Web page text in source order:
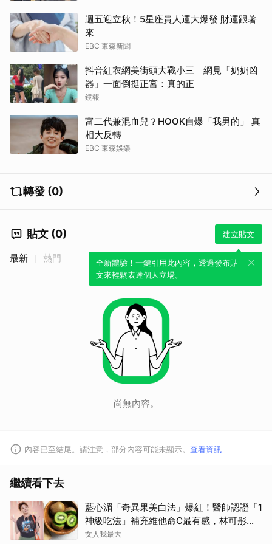
週五迎立秋！5星座貴人運大爆發 財運跟著
來
EBC 東森新聞
抖音紅衣網美街頭大戰小三 網見「奶奶凶
器」一面倒挺正宮：真的正
鏡報
富二代兼混血兒？HOOK自爆「我男的」 真
相大反轉
EBC 東森娛樂
轉發 (0)
貼文 (0) 建立貼文
全新體驗！一鍵引用此內容，透過發布貼
文來輕鬆表達個人立場。
最新 熱門
尚無內容。
內容已至結尾。請注意，部分內容可能未顯示。 查看資訊
繼續看下去
藍心湄「奇異果美白法」爆紅！醫師認證「1
神級吃法」補充維他命C最有感，林可彤自
曝從小跟著吃
女人我最大